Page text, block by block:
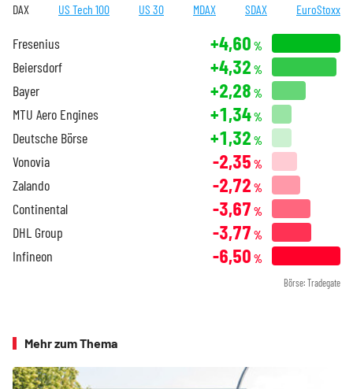
DAX US Tech 100 US 30 MDAX SDAX EuroStoxx
Fresenius +4,60 %
Beiersdorf +4,32 %
Bayer +2,28 %
MTU Aero Engines +1,34%
Deutsche Börse +1,32 %
Vonovia -2,35 %
Zalando -2,72 %
Continental -3,67 %
DHL Group -3,77 %
Infineon -6,50 %
Börse: Tradegate
Mehr zum Thema